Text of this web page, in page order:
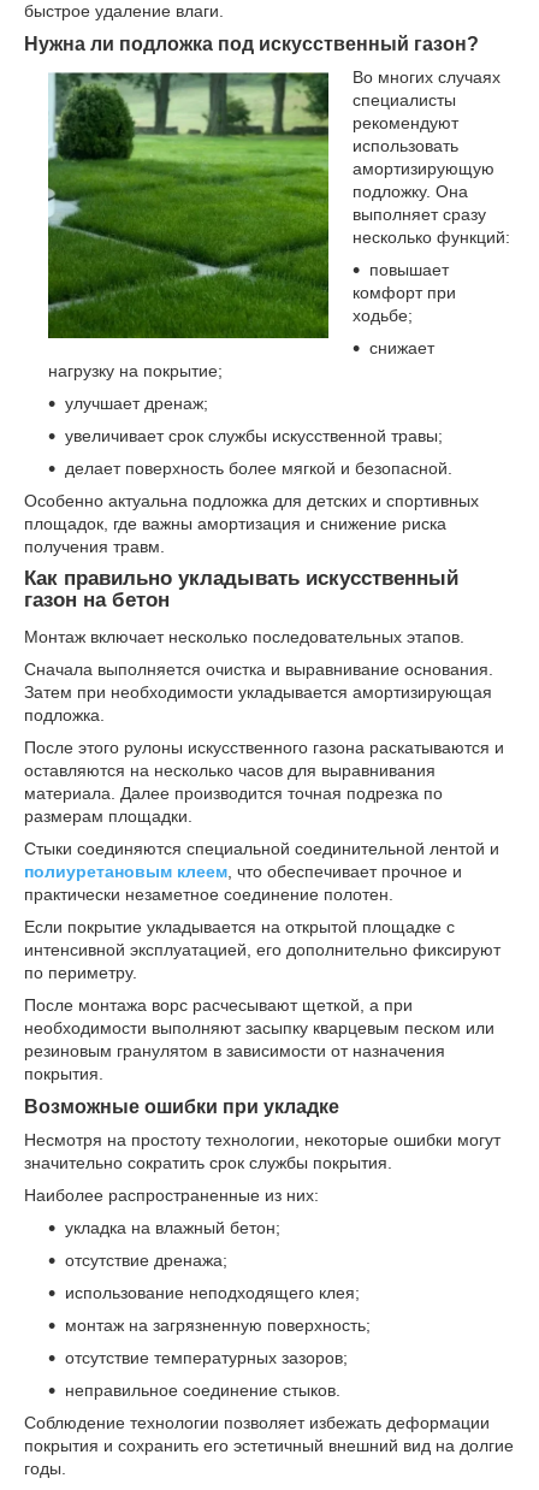
быстрое удаление влаги.
Нужна ли подложка под искусственный газон?
Во многих случаях
специалисты
рекомендуют
использовать
амортизирующую
подложку. Она
выполняет сразу
несколько функций:
повышает
комфорт при
ходьбе;
снижает
нагрузку на покрытие;
улучшает дренаж;
увеличивает срок службы искусственной травы;
делает поверхность более мягкой и безопасной.
Особенно актуальна подложка для детских и спортивных
площадок, где важны амортизация и снижение риска
получения травм.
Как правильно укладывать искусственный
газон на бетон
Монтаж включает несколько последовательных этапов.
Сначала выполняется очистка и выравнивание основания.
Затем при необходимости укладывается амортизирующая
подложка.
После этого рулоны искусственного газона раскатываются и
оставляются на несколько часов для выравнивания
материала. Далее производится точная подрезка по
размерам площадки.
Стыки соединяются специальной соединительной лентой и
полиуретановым клеем , что обеспечивает прочное и
практически незаметное соединение полотен.
Если покрытие укладывается на открытой площадке с
интенсивной эксплуатацией, его дополнительно фиксируют
по периметру.
После монтажа ворс расчесывают щеткой, а при
необходимости выполняют засыпку кварцевым песком или
резиновым гранулятом в зависимости от назначения
покрытия.
Возможные ошибки при укладке
Несмотря на простоту технологии, некоторые ошибки могут
значительно сократить срок службы покрытия.
Наиболее распространенные из них:
укладка на влажный бетон;
отсутствие дренажа;
использование неподходящего клея;
монтаж на загрязненную поверхность;
отсутствие температурных зазоров;
неправильное соединение стыков.
Соблюдение технологии позволяет избежать деформации
покрытия и сохранить его эстетичный внешний вид на долгие
годы.